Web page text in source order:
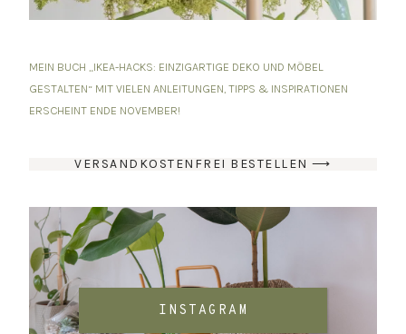
MEIN BUCH „IKEA-HACKS: EINZIGARTIGE DEKO UND MÖBEL
GESTALTEN“ MIT VIELEN ANLEITUNGEN, TIPPS & INSPIRATIONEN
ERSCHEINT ENDE NOVEMBER!
VERSANDKOSTENFREI BESTELLEN ⟶
INSTAGRAM